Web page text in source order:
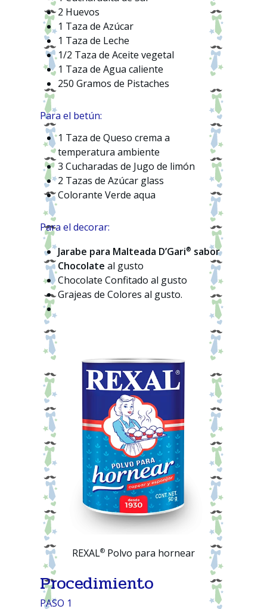
2 Huevos
1 Taza de Azúcar
1 Taza de Leche
1/2 Taza de Aceite vegetal
1 Taza de Agua caliente
250 Gramos de Pistaches
Para el betún:
1 Taza de Queso crema a
temperatura ambiente
3 Cucharadas de Jugo de limón
2 Tazas de Azúcar glass
Colorante Verde aqua
Para el decorar:
Jarabe para Malteada D’Gari® sabor
Chocolate al gusto
Chocolate Confitado al gusto
Grajeas de Colores al gusto.
REXAL® Polvo para hornear
Procedimiento
PASO 1